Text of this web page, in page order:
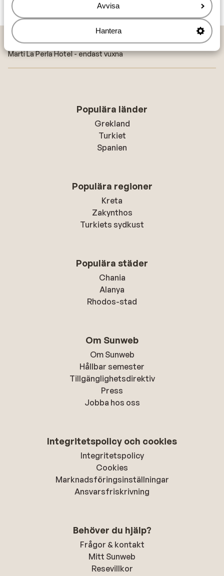
Avvisa
Hantera
Hem Solresor Turkiet Marmariskusten
Içmeler
Marti La Perla Hotel - endast vuxna
Populära länder
Grekland
Turkiet
Spanien
Populära regioner
Kreta
Zakynthos
Turkiets sydkust
Populära städer
Chania
Alanya
Rhodos-stad
Om Sunweb
Om Sunweb
Hållbar semester
Tillgänglighetsdirektiv
Press
Jobba hos oss
Integritetspolicy och cookies
Integritetspolicy
Cookies
Marknadsföringsinställningar
Ansvarsfriskrivning
Behöver du hjälp?
Frågor & kontakt
Mitt Sunweb
Resevillkor